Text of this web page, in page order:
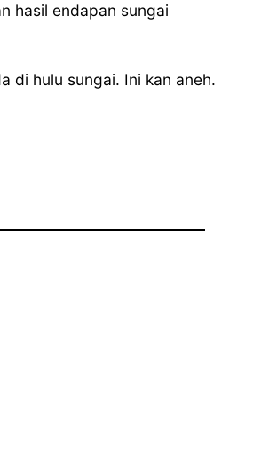
hasil endapan sungai
di hulu sungai. Ini kan aneh.